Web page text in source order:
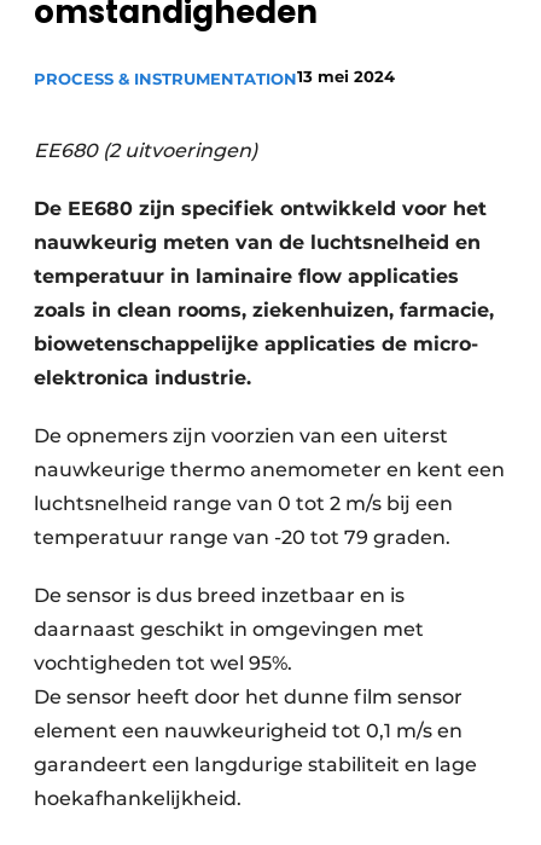
Video’s
omstandigheden
PROCESS & INSTRUMENTATION13 mei 2024
EE680 (2 uitvoeringen)
De EE680 zijn specifiek ontwikkeld voor het
nauwkeurig meten van de luchtsnelheid en
temperatuur in laminaire flow applicaties
zoals in clean rooms, ziekenhuizen, farmacie,
biowetenschappelijke applicaties de micro-
elektronica industrie.
De opnemers zijn voorzien van een uiterst
nauwkeurige thermo anemometer en kent een
luchtsnelheid range van 0 tot 2 m/s bij een
temperatuur range van -20 tot 79 graden.
De sensor is dus breed inzetbaar en is
daarnaast geschikt in omgevingen met
vochtigheden tot wel 95%.
De sensor heeft door het dunne film sensor
element een nauwkeurigheid tot 0,1 m/s en
garandeert een langdurige stabiliteit en lage
hoekafhankelijkheid.